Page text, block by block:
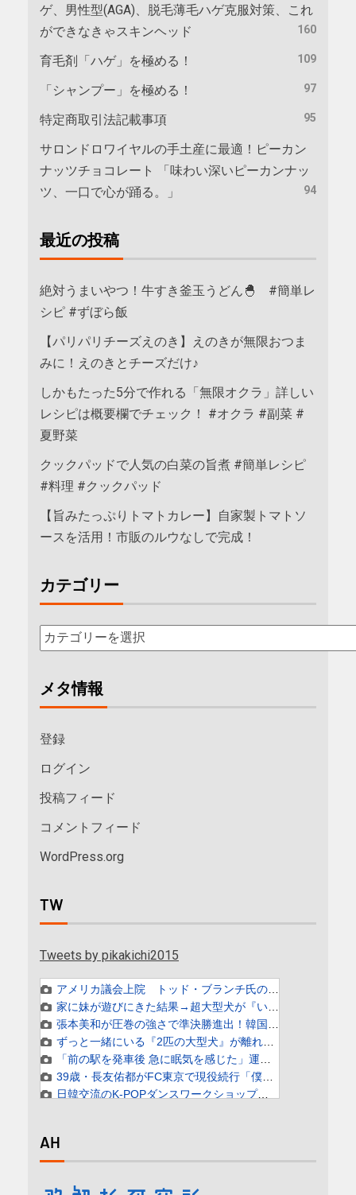
ゲ、男性型(AGA)、脱毛薄毛ハゲ克服対策、これ
ができなきゃスキンヘッド
160
育毛剤「ハゲ」を極める！ 109
「シャンプー」を極める！ 97
特定商取引法記載事項 95
サロンドロワイヤルの手土産に最適！ピーカン
ナッツチョコレート 「味わい深いピーカンナッ
ツ、一口で心が踊る。」
94
最近の投稿
絶対うまいやつ！牛すき釜玉うどん🐣 #簡単レ
シピ #ずぼら飯
【パリパリチーズえのき】えのきが無限おつま
みに！えのきとチーズだけ♪
しかもたった5分で作れる「無限オクラ」詳しい
レシピは概要欄でチェック！ #オクラ #副菜 #
夏野菜
クックパッドで人気の白菜の旨煮 #簡単レシピ
#料理 #クックパッド
【旨みたっぷりトマトカレー】自家製トマトソ
ースを活用！市販のルウなしで完成！
カテゴリー
メタ情報
登録
ログイン
投稿フィード
コメントフィード
WordPress.org
TW
Tweets by pikakichi2015
AH